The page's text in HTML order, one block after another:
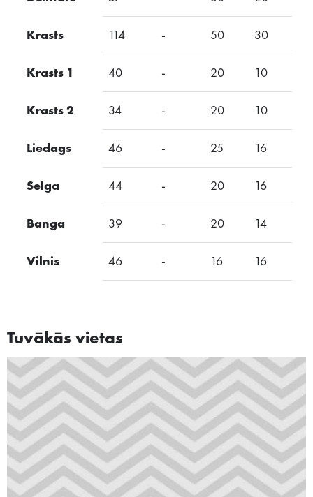
Krasts 114 - 50 30
Krasts 1 40 - 20 10
Krasts 2 34 - 20 10
Liedags 46 - 25 16
Selga 44 - 20 16
Banga 39 - 20 14
Vilnis 46 - 16 16
Tuvākās vietas